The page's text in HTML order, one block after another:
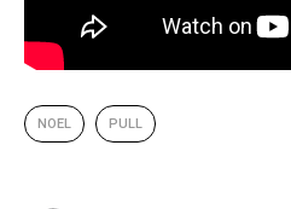
NOEL PULL